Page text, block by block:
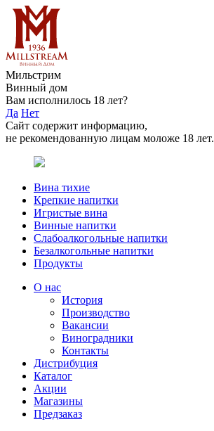
Мильстрим
Винный дом
Вам исполнилось 18 лет?
Да Нет
Сайт содержит информацию,
не рекомендованную лицам моложе 18 лет.
Вина тихие
Крепкие напитки
Игристые вина
Винные напитки
Слабоалкогольные напитки
Безалкогольные напитки
Продукты
О нас
История
Производство
Вакансии
Виноградники
Контакты
Дистрибуция
Каталог
Акции
Магазины
Предзаказ